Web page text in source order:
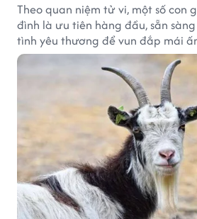
Theo quan niệm tử vi, một số con
đình là ưu tiên hàng đầu, sẵn
tình yêu thương để vun đắp mái